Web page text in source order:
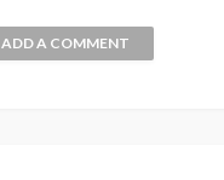
ADD A COMMENT